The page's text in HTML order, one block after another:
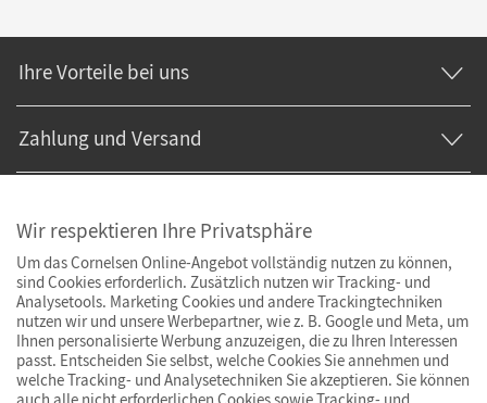
Ihre Vorteile bei uns
Zahlung und Versand
Wir respektieren Ihre Privatsphäre
Um das Cornelsen Online-Angebot vollständig nutzen zu können,
sind Cookies erforderlich. Zusätzlich nutzen wir Tracking- und
Analysetools. Marketing Cookies und andere Trackingtechniken
nutzen wir und unsere Werbepartner, wie z. B. Google und Meta, um
Ihnen personalisierte Werbung anzuzeigen, die zu Ihren Interessen
passt. Entscheiden Sie selbst, welche Cookies Sie annehmen und
welche Tracking- und Analysetechniken Sie akzeptieren. Sie können